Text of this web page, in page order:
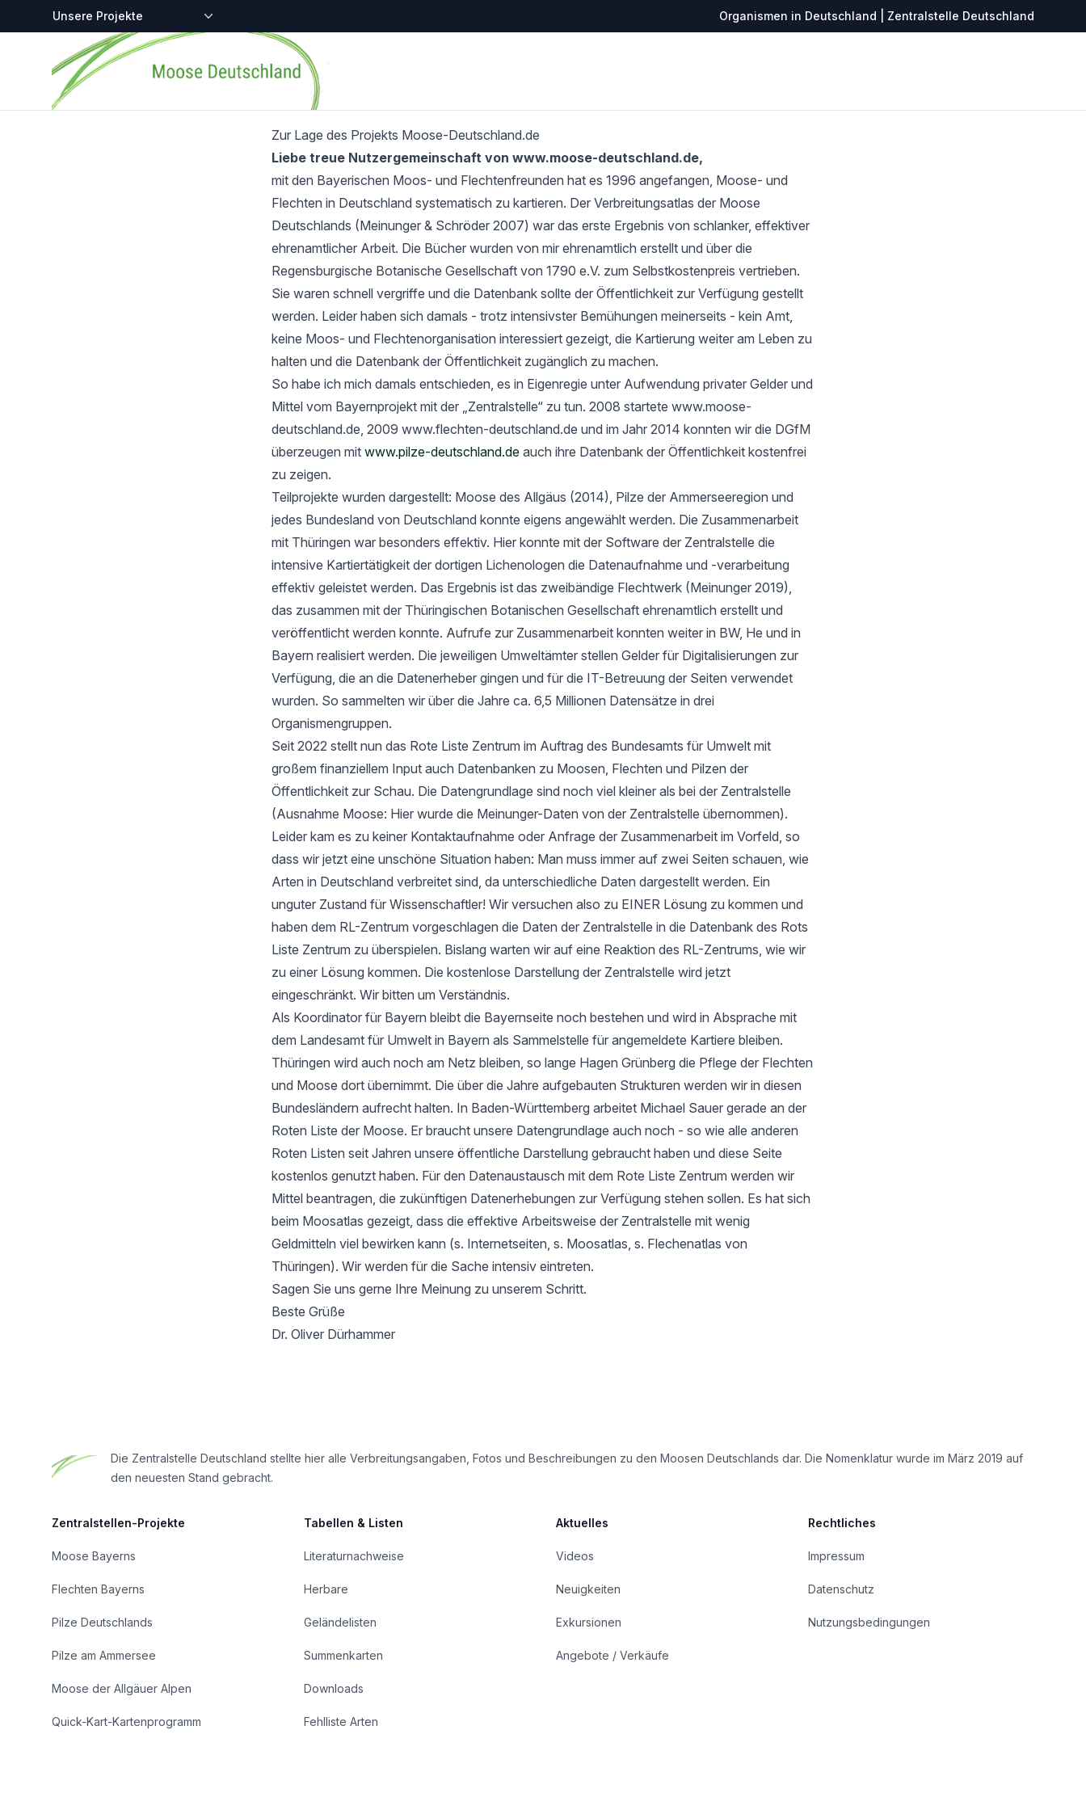
Zentralstellen-Projekte Organismen in Deutschland | Zentralstelle Deutschland
Startseite
Zur Lage des Projekts Moose-Deutschland.de
Liebe treue Nutzergemeinschaft von www.moose-deutschland.de,
mit den Bayerischen Moos- und Flechtenfreunden hat es 1996 angefangen, Moose- und
Flechten in Deutschland systematisch zu kartieren. Der Verbreitungsatlas der Moose
Deutschlands (Meinunger & Schröder 2007) war das erste Ergebnis von schlanker, effektiver
ehrenamtlicher Arbeit. Die Bücher wurden von mir ehrenamtlich erstellt und über die
Regensburgische Botanische Gesellschaft von 1790 e.V. zum Selbstkostenpreis vertrieben.
Sie waren schnell vergriffe und die Datenbank sollte der Öffentlichkeit zur Verfügung gestellt
werden. Leider haben sich damals - trotz intensivster Bemühungen meinerseits - kein Amt,
keine Moos- und Flechtenorganisation interessiert gezeigt, die Kartierung weiter am Leben zu
halten und die Datenbank der Öffentlichkeit zugänglich zu machen.
So habe ich mich damals entschieden, es in Eigenregie unter Aufwendung privater Gelder und
Mittel vom Bayernprojekt mit der „Zentralstelle“ zu tun. 2008 startete www.moose-
deutschland.de, 2009 www.flechten-deutschland.de und im Jahr 2014 konnten wir die DGfM
überzeugen mit www.pilze-deutschland.de auch ihre Datenbank der Öffentlichkeit kostenfrei
zu zeigen.
Teilprojekte wurden dargestellt: Moose des Allgäus (2014), Pilze der Ammerseeregion und
jedes Bundesland von Deutschland konnte eigens angewählt werden. Die Zusammenarbeit
mit Thüringen war besonders effektiv. Hier konnte mit der Software der Zentralstelle die
intensive Kartiertätigkeit der dortigen Lichenologen die Datenaufnahme und -verarbeitung
effektiv geleistet werden. Das Ergebnis ist das zweibändige Flechtwerk (Meinunger 2019),
das zusammen mit der Thüringischen Botanischen Gesellschaft ehrenamtlich erstellt und
veröffentlicht werden konnte. Aufrufe zur Zusammenarbeit konnten weiter in BW, He und in
Bayern realisiert werden. Die jeweiligen Umweltämter stellen Gelder für Digitalisierungen zur
Verfügung, die an die Datenerheber gingen und für die IT-Betreuung der Seiten verwendet
wurden. So sammelten wir über die Jahre ca. 6,5 Millionen Datensätze in drei
Organismengruppen.
Seit 2022 stellt nun das Rote Liste Zentrum im Auftrag des Bundesamts für Umwelt mit
großem finanziellem Input auch Datenbanken zu Moosen, Flechten und Pilzen der
Öffentlichkeit zur Schau. Die Datengrundlage sind noch viel kleiner als bei der Zentralstelle
(Ausnahme Moose: Hier wurde die Meinunger-Daten von der Zentralstelle übernommen).
Leider kam es zu keiner Kontaktaufnahme oder Anfrage der Zusammenarbeit im Vorfeld, so
dass wir jetzt eine unschöne Situation haben: Man muss immer auf zwei Seiten schauen, wie
Arten in Deutschland verbreitet sind, da unterschiedliche Daten dargestellt werden. Ein
unguter Zustand für Wissenschaftler! Wir versuchen also zu EINER Lösung zu kommen und
haben dem RL-Zentrum vorgeschlagen die Daten der Zentralstelle in die Datenbank des Rots
Liste Zentrum zu überspielen. Bislang warten wir auf eine Reaktion des RL-Zentrums, wie wir
zu einer Lösung kommen. Die kostenlose Darstellung der Zentralstelle wird jetzt
eingeschränkt. Wir bitten um Verständnis.
Als Koordinator für Bayern bleibt die Bayernseite noch bestehen und wird in Absprache mit
dem Landesamt für Umwelt in Bayern als Sammelstelle für angemeldete Kartiere bleiben.
Thüringen wird auch noch am Netz bleiben, so lange Hagen Grünberg die Pflege der Flechten
und Moose dort übernimmt. Die über die Jahre aufgebauten Strukturen werden wir in diesen
Bundesländern aufrecht halten. In Baden-Württemberg arbeitet Michael Sauer gerade an der
Roten Liste der Moose. Er braucht unsere Datengrundlage auch noch - so wie alle anderen
Roten Listen seit Jahren unsere öffentliche Darstellung gebraucht haben und diese Seite
kostenlos genutzt haben. Für den Datenaustausch mit dem Rote Liste Zentrum werden wir
Mittel beantragen, die zukünftigen Datenerhebungen zur Verfügung stehen sollen. Es hat sich
beim Moosatlas gezeigt, dass die effektive Arbeitsweise der Zentralstelle mit wenig
Geldmitteln viel bewirken kann (s. Internetseiten, s. Moosatlas, s. Flechenatlas von
Thüringen). Wir werden für die Sache intensiv eintreten.
Sagen Sie uns gerne Ihre Meinung zu unserem Schritt.
Beste Grüße
Dr. Oliver Dürhammer
Die Zentralstelle Deutschland stellte hier alle Verbreitungsangaben, Fotos und Beschreibungen zu den Moosen Deutschlands dar. Die Nomenklatur wurde im März 2019 auf
den neuesten Stand gebracht.
Zentralstellen-Projekte
Moose Bayerns
Flechten Bayerns
Pilze Deutschlands
Pilze am Ammersee
Moose der Allgäuer Alpen
Quick-Kart-Kartenprogramm
Tabellen & Listen
Literaturnachweise
Herbare
Geländelisten
Summenkarten
Downloads
Fehlliste Arten
Aktuelles
Videos
Neuigkeiten
Exkursionen
Angebote / Verkäufe
Rechtliches
Impressum
Datenschutz
Nutzungsbedingungen